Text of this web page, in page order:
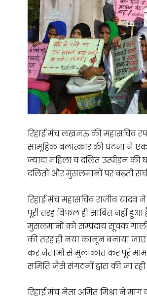
रिहाई मंच लखनऊ की महासचिव
सामूहिक बलात्कार की घटना ने
ज्यादा महिला व दलित उत्पीड़न की
दलितों और मुसलमानों पर बढ़ती
रिहाई मंच महासचिव राजीव
पूरी तरह विफल ही साबित नहीं
मुसलमानों को सम्प्रदाय सूचक
की तरह ही नया कानून बनाया
कर नेताओं से मुलाकात कर पूरे
समिति जैसे संगठनों द्वारा की जा
रिहाई मंच नेता अमित मिश्रा ने